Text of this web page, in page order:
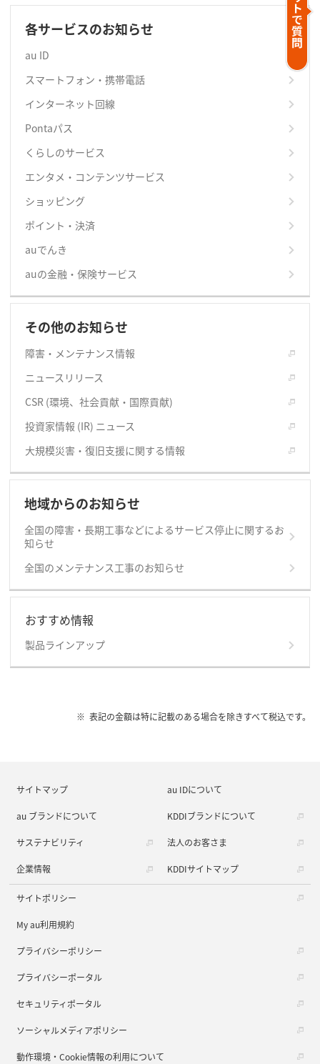
各サービスのお知らせ
au ID
スマートフォン・携帯電話
インターネット回線
Pontaパス
くらしのサービス
エンタメ・コンテンツサービス
ショッピング
ポイント・決済
auでんき
auの金融・保険サービス
その他のお知らせ
障害・メンテナンス情報
ニュースリリース
CSR (環境、社会貢献・国際貢献)
投資家情報 (IR) ニュース
大規模災害・復旧支援に関する情報
地域からのお知らせ
全国の障害・長期工事などによるサービス停止に関するお
知らせ
全国のメンテナンス工事のお知らせ
おすすめ情報
製品ラインアップ
表記の金額は特に記載のある場合を除きすべて税込です。
サイトマップ au IDについて
au ブランドについて KDDIブランドについて
サステナビリティ 法人のお客さま
企業情報 KDDIサイトマップ
サイトポリシー
My au利用規約
プライバシーポリシー
プライバシーポータル
セキュリティポータル
ソーシャルメディアポリシー
動作環境・Cookie情報の利用について